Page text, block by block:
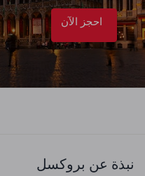
احجز الآن
نبذة عن بروكسل